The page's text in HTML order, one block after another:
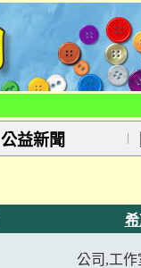
公益新聞
公司,工作